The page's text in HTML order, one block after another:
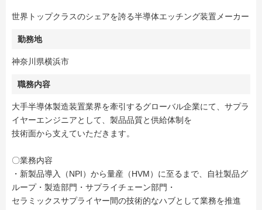
世界トップクラスのシェアを誇る半導体エッチング装置メーカー
勤務地
神奈川県横浜市
職務内容
大手半導体製造装置業界を牽引するグローバル企業にて、サプラ
イヤーエンジニアとして、製品品質と供給体制を
技術面から支えていただきます。
〇業務内容
・新製品導入（NPI）から量産（HVM）に至るまで、自社製品グ
ループ・製造部門・サプライチェーン部門・
セラミックスサプライヤー間の技術的なハブとして業務を推進